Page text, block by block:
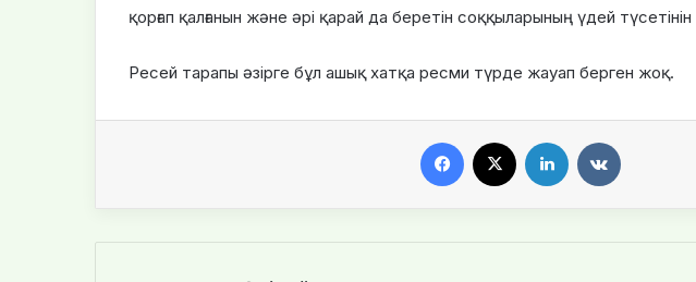
қорғап қалғанын және әрі қарай да беретін соққыларының үдей түсетінін
Ресей тарапы әзірге бұл ашық хатқа ресми түрде жауап берген жоқ.